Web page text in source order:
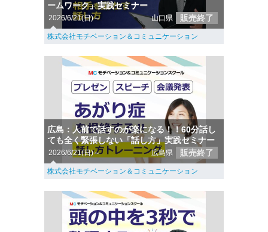
ームワーク」実践セミナー
2026/6/21(日)～ 山口県 販売終了
株式会社モチベーション＆コミュニケーション
広島：人前で話すのが楽になる！！60分話し
ても全く緊張しない「話し方」実践セミナー
2026/6/21(日)～ 広島県 販売終了
株式会社モチベーション＆コミュニケーション